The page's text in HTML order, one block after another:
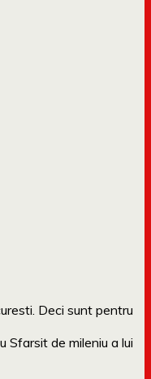
Deci sunt pentru
Sfarsit de mileniu a lui